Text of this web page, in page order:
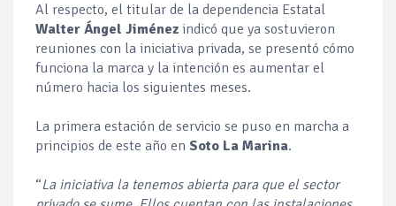
Al respecto, el titular de la dependencia Estatal
Walter Ángel Jiménez indicó que ya sostuvieron
reuniones con la iniciativa privada, se presentó cómo
funciona la marca y la intención es aumentar el
número hacia los siguientes meses.
La primera estación de servicio se puso en marcha a
principios de este año en Soto La Marina.
“La iniciativa la tenemos abierta para que el sector